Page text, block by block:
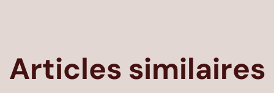
Articles similaires